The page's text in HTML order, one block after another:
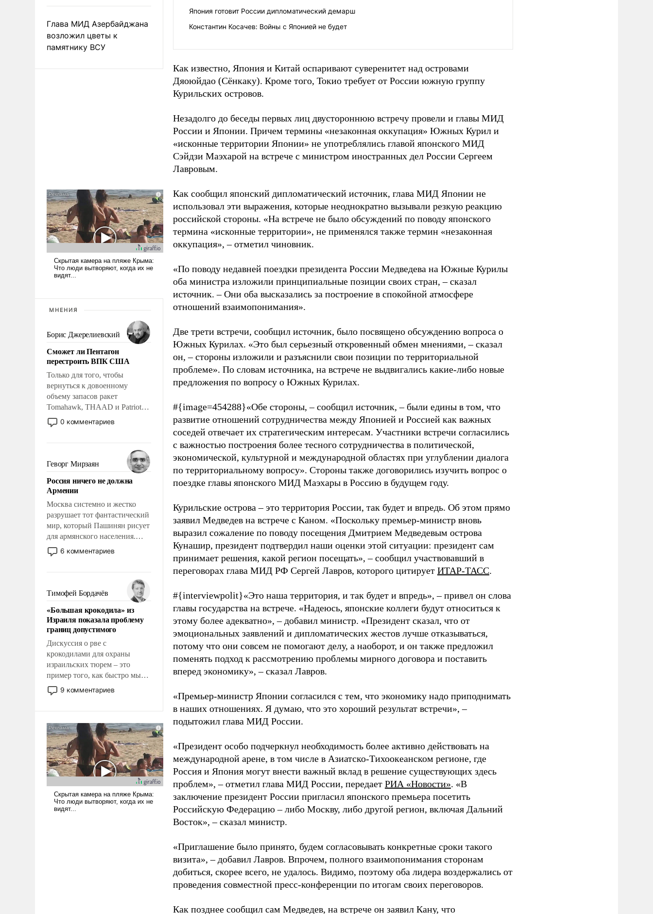
Глава МИД Азербайджана
возложил цветы к
памятнику ВСУ
МНЕНИЯ
Борис Джерелиевский
Сможет ли Пентагон
перестроить ВПК США
Только для того, чтобы
вернуться к довоенному
объему запасов ракет
Tomahawk, THAAD и Patriot
США потребуется более трех
лет. Даже небольшая война с
Сложившаяся ситуация
означает многолетний период
уязвимости США, например,
перед Китаем.
0 комментариев
Геворг Мирзаян
Россия ничего не должна
Армении
Москва системно и жестко
разрушает тот фантастический
мир, который Пашинян рисует
для армянского населения.
Мир, где этому населению все
должны просто по
политические прожекты будут
беспрекословно оплачиваться
за счет российских
налогоплательщиков и где за
свои поступки не нужно
отвечать.
6 комментариев
Тимофей Бордачёв
«Большая крокодила» из
Израиля показала проблему
границ допустимого
Дискуссия о рве с
крокодилами для охраны
израильских тюрем – это
пример того, как быстро мы
двигаемся по пути
революционных изменений.
псевдонаучной фантастики,
стало всерьез обсуждаемой
идеей.
9 комментариев
Япония готовит России дипломатический демарш
Константин Косачев: Войны с Японией не будет
Как известно, Япония и Китай оспаривают суверенитет над островами
Дяоюйдао (Сёнкаку). Кроме того, Токио требует от России южную группу
Курильских островов.
Незадолго до беседы первых лиц двустороннюю встречу провели и главы МИД
России и Японии. Причем термины «незаконная оккупация» Южных Курил и
«исконные территории Японии» не употреблялись главой японского МИД
Сэйдзи Маэхарой на встрече с министром иностранных дел России Сергеем
Лавровым.
Как сообщил японский дипломатический источник, глава МИД Японии не
использовал эти выражения, которые неоднократно вызывали резкую реакцию
российской стороны. «На встрече не было обсуждений по поводу японского
термина «исконные территории», не применялся также термин «незаконная
оккупация»,–отметил чиновник.
«По поводу недавней поездки президента России Медведева на Южные Курилы
оба министра изложили принципиальные позиции своих стран,–сказал
источник.–Они оба высказались за построение в спокойной атмосфере
отношений взаимопонимания».
Две трети встречи, сообщил источник, было посвящено обсуждению вопроса о
Южных Курилах. «Это был серьезный откровенный обмен мнениями,–сказал
он,–стороны изложили и разъяснили свои позиции по территориальной
проблеме». По словам источника, на встрече не выдвигались какие-либо новые
предложения по вопросу о Южных Курилах.
#{image=454288}«Обе стороны,–сообщил источник,–были едины в том, что
развитие отношений сотрудничества между Японией и Россией как важных
соседей отвечает их стратегическим интересам. Участники встречи согласились
с важностью построения более тесного сотрудничества в политической,
экономической, культурной и международной областях при углублении диалога
по территориальному вопросу». Стороны также договорились изучить вопрос о
поездке главы японского МИД Маэхары в Россию в будущем году.
Курильские острова–это территория России, так будет и впредь. Об этом прямо
заявил Медведев на встрече с Каном. «Поскольку премьер-министр вновь
выразил сожаление по поводу посещения Дмитрием Медведевым острова
Кунашир, президент подтвердил наши оценки этой ситуации: президент сам
принимает решения, какой регион посещать»,–сообщил участвовавший в
переговорах глава МИД РФ Сергей Лавров, которого цитирует ИТАР-ТАСС.
#{interviewpolit}«Это наша территория, и так будет и впредь»,–привел он слова
главы государства на встрече. «Надеюсь, японские коллеги будут относиться к
этому более адекватно»,–добавил министр. «Президент сказал, что от
эмоциональных заявлений и дипломатических жестов лучше отказываться,
потому что они совсем не помогают делу, а наоборот, и он также предложил
поменять подход к рассмотрению проблемы мирного договора и поставить
вперед экономику»,–сказал Лавров.
«Премьер-министр Японии согласился с тем, что экономику надо приподнимать
в наших отношениях. Я думаю, что это хороший результат встречи»,–
подытожил глава МИД России.
«Президент особо подчеркнул необходимость более активно действовать на
международной арене, в том числе в Азиатско-Тихоокеанском регионе, где
Россия и Япония могут внести важный вклад в решение существующих здесь
проблем»,–отметил глава МИД России, передает РИА «Новости». «В
заключение президент России пригласил японского премьера посетить
Российскую Федерацию–либо Москву, либо другой регион, включая Дальний
Восток»,–сказал министр.
«Приглашение было принято, будем согласовывать конкретные сроки такого
визита»,–добавил Лавров. Впрочем, полного взаимопонимания сторонам
добиться, скорее всего, не удалось. Видимо, поэтому оба лидера воздержались от
проведения совместной пресс-конференции по итогам своих переговоров.
Как позднее сообщил сам Медведев, на встрече он заявил Кану, что